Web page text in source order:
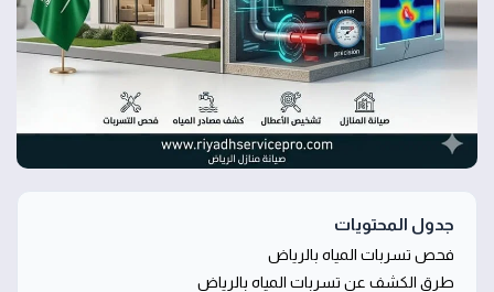
جدول المحتويات
فحص تسربات المياه بالرياض
طرق الكشف عن تسربات المياه بالرياض